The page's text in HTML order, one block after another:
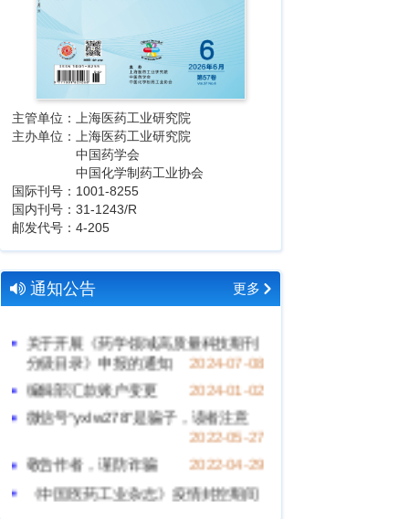
主管单位：上海医药工业研究院
主办单位：上海医药工业研究院
中国药学会
中国化学制药工业协会
国际刊号：1001-8255
国内刊号：31-1243/R
邮发代号：4-205
通知公告 更多
分级目录》申报的通知
2024-07-08
2022-05-27
工作说明
2022-03-31